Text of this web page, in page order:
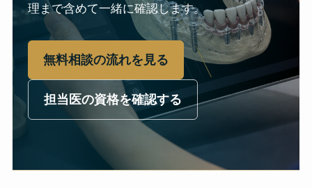
理まで含めて一緒に確認します。
無料相談の流れを見る
担当医の資格を確認する